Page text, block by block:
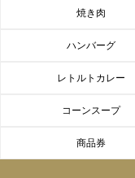
焼き肉
ハンバーグ
レトルトカレー
コーンスープ
商品券